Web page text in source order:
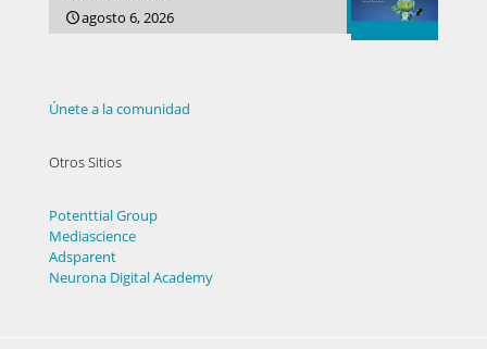
agosto 6, 2026
Únete a la comunidad
Otros Sitios
Potenttial Group
Mediascience
Adsparent
Neurona Digital Academy